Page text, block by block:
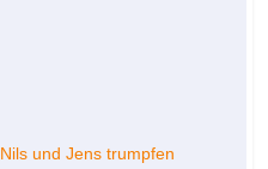
Nils und Jens trumpfen